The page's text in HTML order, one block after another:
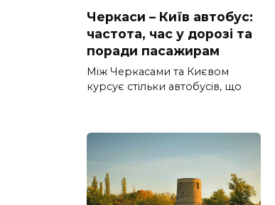
Черкаси – Київ автобус:
частота, час у дорозі та
поради пасажирам
Між Черкасами та Києвом
курсує стільки автобусів, що